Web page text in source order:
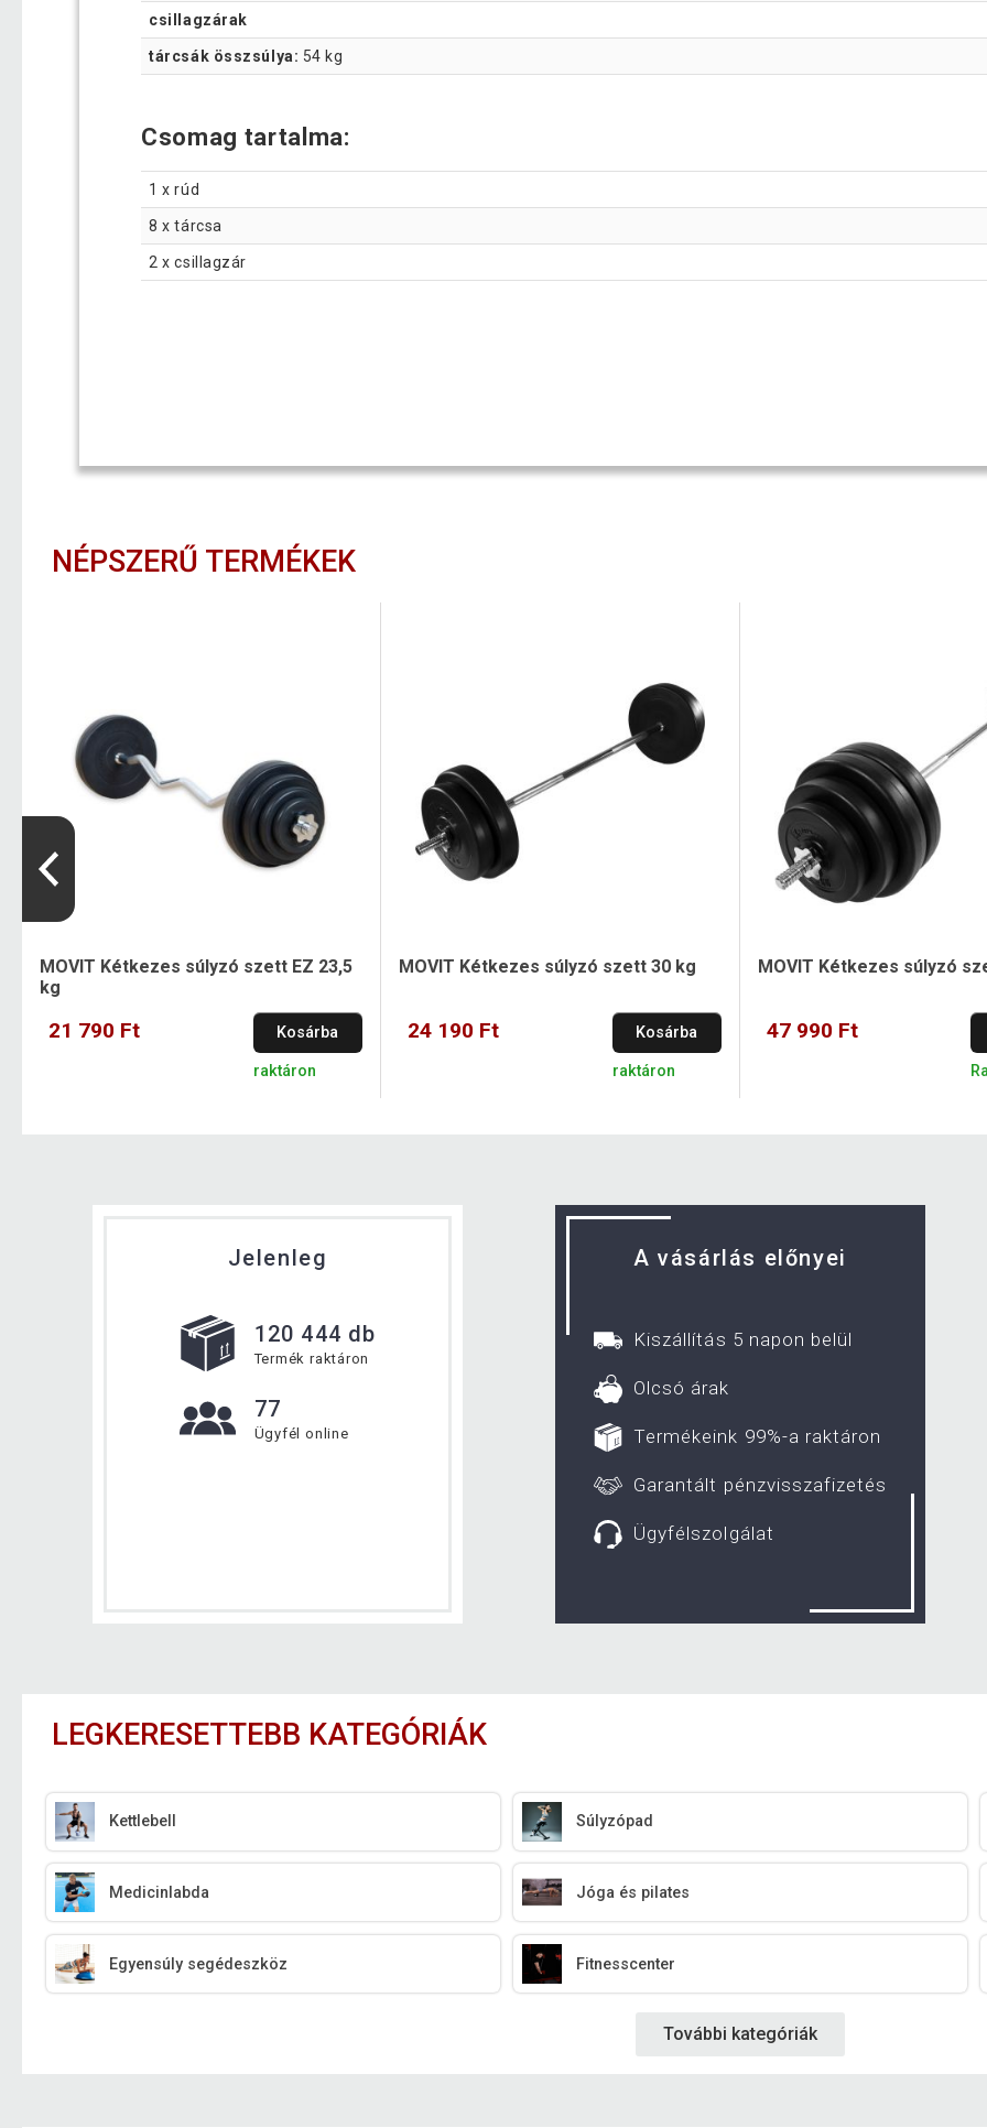
csillagzárak
tárcsák összsúlya: 54 kg
Csomag tartalma:
1 x rúd
8 x tárcsa
2 x csillagzár
NÉPSZERŰ TERMÉKEK
MOVIT Kétkezes súlyzó szett EZ 23,5
kg
21 790 Ft Kosárba
raktáron
MOVIT Kétkezes súlyzó szett 30 kg
24 190 Ft Kosárba
raktáron
MOVIT Kétkezes súlyzó
47 990 Ft
Jelenleg
120 444 db
Termék raktáron
77
Ügyfél online
A vásárlás előnyei
Kiszállítás 5 napon belül
Olcsó árak
Termékeink 99%-a raktáron
Garantált pénzvisszafizetés
Ügyfélszolgálat
LEGKERESETTEBB KATEGÓRIÁK
Kettlebell Súlyzópad
Medicinlabda Jóga és pilates
Egyensúly segédeszköz Fitnesscenter
További kategóriák